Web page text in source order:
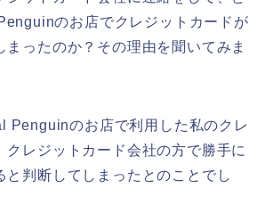
のお店でクレジットカードが
まったのか？その理由を聞いてみま
Penguinのお店で利用した私のクレ
クレジットカード会社の方で勝手に
と判断してしまったとのことでし